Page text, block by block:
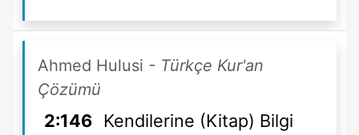
Ahmed Hulusi - Türkçe Kur'an
Çözümü
2:146
Kendilerine (Kitap) Bilgi